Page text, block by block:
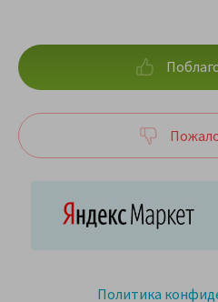
Политика